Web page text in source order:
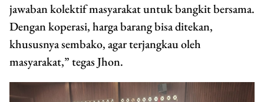
jawaban kolektif masyarakat untuk bangkit bersama.
Dengan koperasi, harga barang bisa ditekan,
khususnya sembako, agar terjangkau oleh
masyarakat,” tegas Jhon.